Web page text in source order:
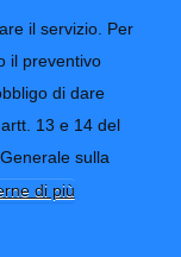
il servizio. Per
il preventivo
di dare
13 e 14 del
sulla
di più
CONTATTI-URP
TRASPARENZA
22/04/2026 - 09:29